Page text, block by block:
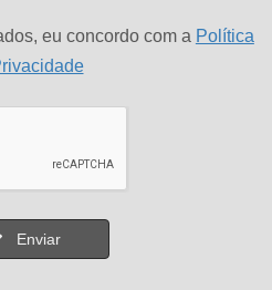
eu concordo com a Política
Enviar